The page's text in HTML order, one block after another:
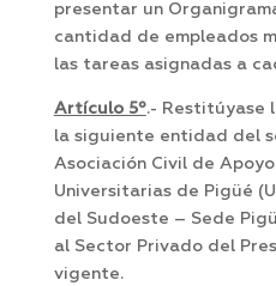
presentar un
cantidad de empleados
las tareas asignadas a
Artículo 5º.- Restitúyase
la siguiente entidad del
Asociación Civil de
Universitarias de Pigüé
del Sudoeste – Sede
al Sector Privado del
vigente.